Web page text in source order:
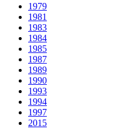
1979
1981
1983
1984
1985
1987
1989
1990
1993
1994
1997
2015